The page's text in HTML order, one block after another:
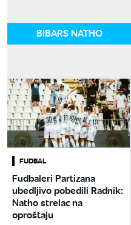
BIBARS NATHO
FUDBAL
Fudbaleri Partizana
ubedljivo pobedili Radnik:
Natho strelac na
oproštaju